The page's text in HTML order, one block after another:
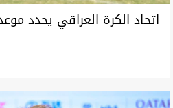
اتحاد الكرة العراقي يحدد